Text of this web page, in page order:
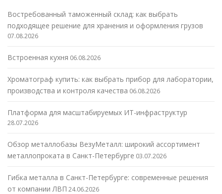
Востребованный таможенный склад: как выбрать
подходящее решение для хранения и оформления грузов
07.08.2026
Встроенная кухня 06.08.2026
Хроматограф купить: как выбрать прибор для лаборатории,
производства и контроля качества 06.08.2026
Платформа для масштабируемых ИТ-инфраструктур
28.07.2026
Обзор металлобазы ВезуМеталл: широкий ассортимент
металлопроката в Санкт-Петербурге 03.07.2026
Гибка металла в Санкт-Петербурге: современные решения
от компании ЛВП 24.06.2026